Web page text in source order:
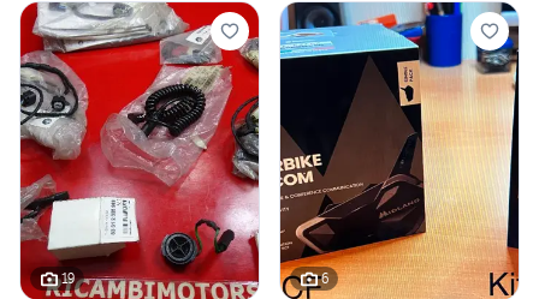
19 6